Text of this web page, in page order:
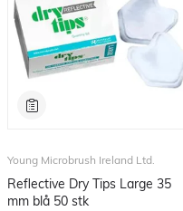
Young Microbrush Ireland Ltd.
Reflective Dry Tips Large 35
mm blå 50 stk